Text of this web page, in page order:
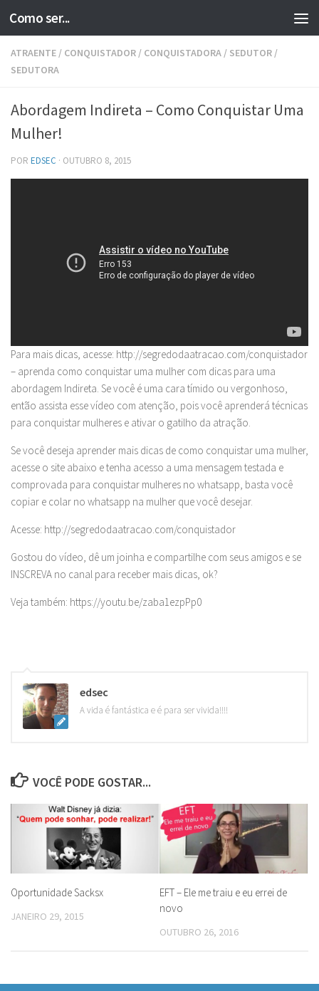
Skip to content
Como ser...
ATRAENTE / CONQUISTADOR / CONQUISTADORA / SEDUTOR /
SEDUTORA
Abordagem Indireta – Como Conquistar Uma
Mulher!
POR EDSEC · OUTUBRO 8, 2015
Para mais dicas, acesse: http://segredodaatracao.com/conquistador
– aprenda como conquistar uma mulher com dicas para uma
abordagem Indireta. Se você é uma cara tímido ou vergonhoso,
então assista esse vídeo com atenção, pois você aprenderá técnicas
para conquistar mulheres e ativar o gatilho da atração.
Se você deseja aprender mais dicas de como conquistar uma mulher,
acesse o site abaixo e tenha acesso a uma mensagem testada e
comprovada para conquistar mulheres no whatsapp, basta você
copiar e colar no whatsapp na mulher que você desejar.
Acesse: http://segredodaatracao.com/conquistador
Gostou do vídeo, dê um joinha e compartilhe com seus amigos e se
INSCREVA no canal para receber mais dicas, ok?
Veja também: https://youtu.be/zaba1ezpPp0
edsec
A vida é fantástica e é para ser vivida!!!!
VOCÊ PODE GOSTAR...
Oportunidade Sacksx
JANEIRO 29, 2015
EFT – Ele me traiu e eu errei de
novo
OUTUBRO 26, 2016